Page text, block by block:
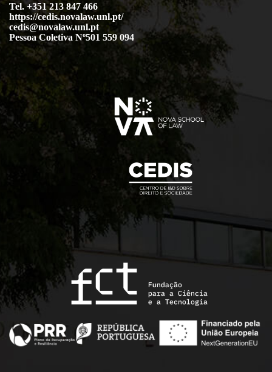
Tel. +351 213 847 466
https://cedis.novalaw.unl.pt/
cedis@novalaw.unl.pt
Pessoa Coletiva Nº501 559 094